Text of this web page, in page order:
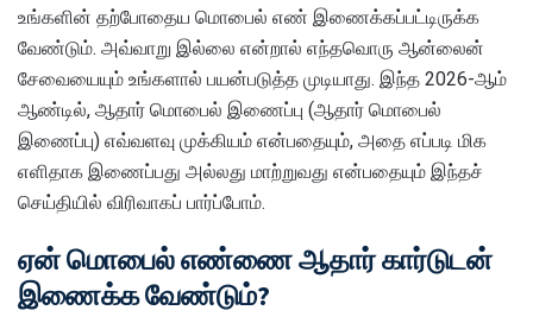
உங்களின் தற்போதைய மொபைல் எண் இணைக்கப்பட்டிருக்க
வேண்டும். அவ்வாறு இல்லை என்றால் எந்தவொரு ஆன்லைன்
சேவையையும் உங்களால் பயன்படுத்த முடியாது. இந்த 2026-ஆம்
ஆண்டில், ஆதார் மொபைல் இணைப்பு (ஆதார் மொபைல்
இணைப்பு) எவ்வளவு முக்கியம் என்பதையும், அதை எப்படி மிக
எளிதாக இணைப்பது அல்லது மாற்றுவது என்பதையும் இந்தச்
செய்தியில் விரிவாகப் பார்ப்போம்.
ஏன் மொபைல் எண்ணை ஆதார் கார்டுடன்
இணைக்க வேண்டும்?